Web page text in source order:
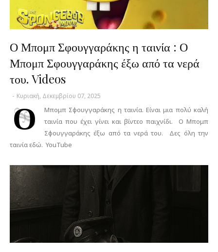
Ο Μπομπ Σφουγγαράκης η ταινία : Ο
Μπομπ Σφουγγαράκης έξω από τα νερά
του. Videos
- Κυριακή, Δεκεμβρίου 07, 2025
Ο
Μπομπ Σφουγγαράκης η ταινία. Είναι μια πολύ καλή
ταινία που έχει γίνει και βίντεο παιχνίδι. Ο Μπομπ
Σφουγγαράκης έξω από τα νερά του. Δες όλη την
ταινία εδώ. YouTube